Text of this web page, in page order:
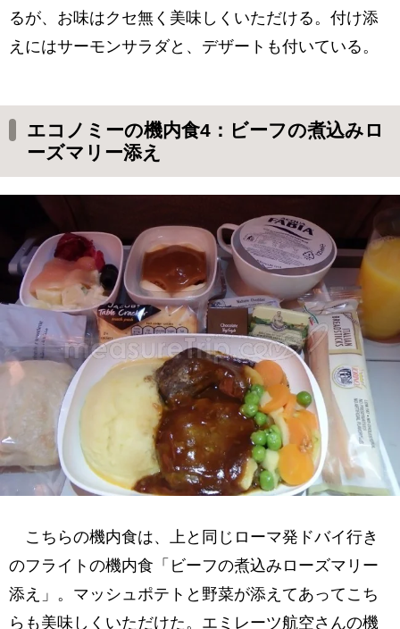
るが、お味はクセ無く美味しくいただける。付け添
えにはサーモンサラダと、デザートも付いている。
エコノミーの機内食4：ビーフの煮込みロ
ーズマリー添え
こちらの機内食は、上と同じローマ発ドバイ行き
のフライトの機内食「ビーフの煮込みローズマリー
添え」。マッシュポテトと野菜が添えてあってこち
らも美味しくいただけた。エミレーツ航空さんの機